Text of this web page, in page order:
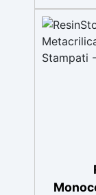
nel
creativi e
incluse